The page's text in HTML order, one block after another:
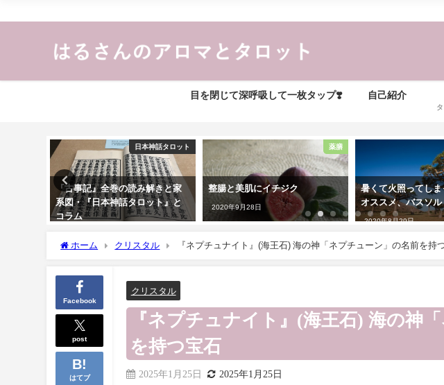
目を閉じて深呼吸して一枚タップ❣️ 自己紹介
日本神話タロット
『古事記』全巻の読み解きと家
系図・『日本神話タロット』と
コラム
薬膳
整腸と美肌にイチジク
2020年9月28日
暑くて火照ってし
オススメ、バスソル
2020年8月29日
ホーム クリスタル 『ネプチュナイト』(海王石) 海の神「ネプチューン」の名前を持
Facebook
post
はてブ
クリスタル
『ネプチュナイト』(海王石) 海の神
を持つ宝石
2025年1月25日 2025年1月25日